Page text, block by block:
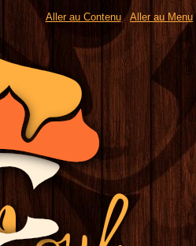
Aller au Contenu Aller au Menu